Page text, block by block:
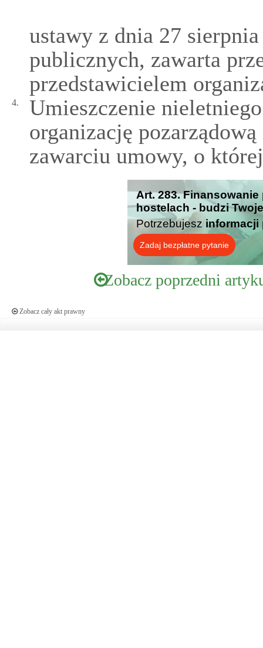
ustawy z dnia 27
publicznych, zawarta
przedstawicielem
4.
Umieszczenie
organizację
zawarciu umowy, o
Art. 283.
hostelach - budzi
Potrzebujesz informacji
Zadaj bezpłatne pytanie
Zobacz poprzedni
Zobacz cały akt prawny